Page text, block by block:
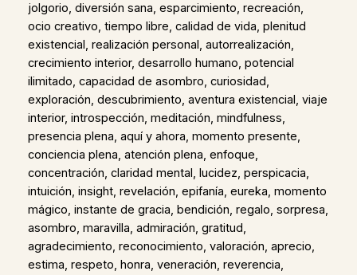
jolgorio, diversión sana, esparcimiento, recreación,
ocio creativo, tiempo libre, calidad de vida, plenitud
existencial, realización personal, autorrealización,
crecimiento interior, desarrollo humano, potencial
ilimitado, capacidad de asombro, curiosidad,
exploración, descubrimiento, aventura existencial, viaje
interior, introspección, meditación, mindfulness,
presencia plena, aquí y ahora, momento presente,
conciencia plena, atención plena, enfoque,
concentración, claridad mental, lucidez, perspicacia,
intuición, insight, revelación, epifanía, eureka, momento
mágico, instante de gracia, bendición, regalo, sorpresa,
asombro, maravilla, admiración, gratitud,
agradecimiento, reconocimiento, valoración, aprecio,
estima, respeto, honra, veneración, reverencia,